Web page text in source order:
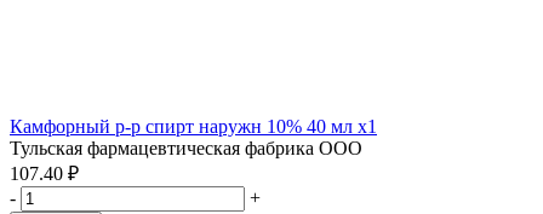
Камфорный р-р спирт наружн 10% 40 мл x1
Тульская фармацевтическая фабрика ООО
107.40 ₽
-
+